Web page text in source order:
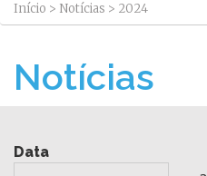
Início > Notícias > 2024
Notícias
Data